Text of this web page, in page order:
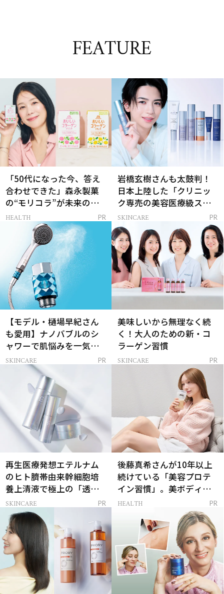
FEATURE
「50代になった今、答え
合わせできた」森永製菓
の“モリコラ”が未来のキ
レイを連れてくる！
HEALTH PR
岩橋玄樹さんも太鼓判！
日本上陸した「クリニッ
ク専売の美容医療級スキ
ンケア」
SKINCARE PR
【モデル・樋場早紀さん
も愛用】ナノバブルのシ
ャワーで肌悩みを一気に
解決
SKINCARE PR
美味しいから無理なく続
く！大人のための新・コ
ラーゲン習慣
SKINCARE PR
再生医療発想エテルナム
のヒト臍帯由来幹細胞培
養上清液で極上の「透明
感ハリ肌」へ
SKINCARE PR
後藤真希さんが10年以上
続けている「美容プロテ
イン習慣」。美ボディを
支える朝ルーティンと
HEALTH PR